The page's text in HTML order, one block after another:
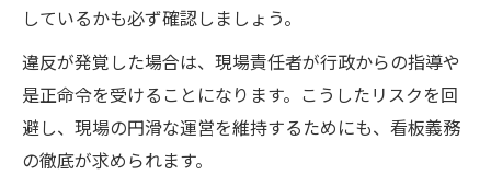
しているかも必ず確認しましょう。
違反が発覚した場合は、現場責任者が行政からの指導や
是正命令を受けることになります。こうしたリスクを回
避し、現場の円滑な運営を維持するためにも、看板義務
の徹底が求められます。